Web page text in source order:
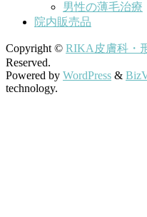
男性の薄毛治療
院内販売品
Copyright © RIKA皮膚科・
Reserved.
Powered by WordPress &
technology.